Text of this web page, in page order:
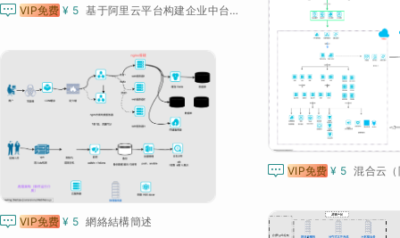
 VIP免费 ¥ 5 基于阿里云平台构建企业中台架构
 VIP免费 ¥ 5
 VIP免费 ¥ 5 網絡結構簡述